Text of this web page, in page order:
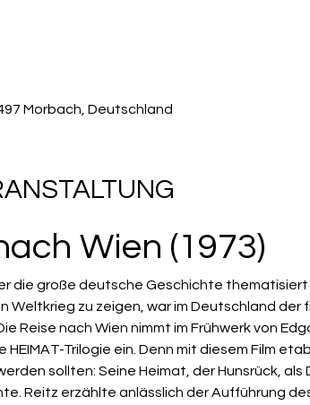
Morbach, Deutschland
Wien (1973)
die große deutsche Geschichte
Weltkrieg zu zeigen, war im Deutschland der
Reise nach Wien nimmt im Frühwerk von
HEIMAT-Trilogie ein. Denn mit diesem Film
sollten: Seine Heimat, der Hunsrück,
Reitz erzählte anlässlich der Aufführung